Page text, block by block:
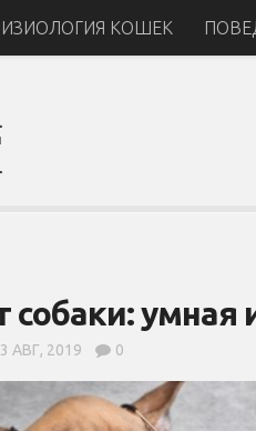
КОШЕК
собаки: умная
АВГ, 2019 0